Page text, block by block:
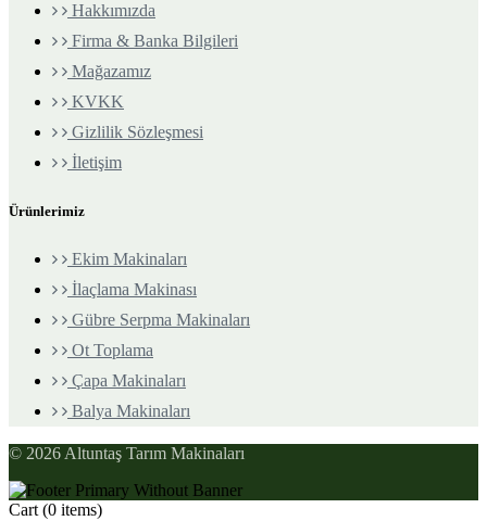
Hakkımızda
Firma & Banka Bilgileri
Mağazamız
KVKK
Gizlilik Sözleşmesi
İletişim
Ürünlerimiz
Ekim Makinaları
İlaçlama Makinası
Gübre Serpma Makinaları
Ot Toplama
Çapa Makinaları
Balya Makinaları
© 2026 Altuntaş Tarım Makinaları
Cart (0 items)